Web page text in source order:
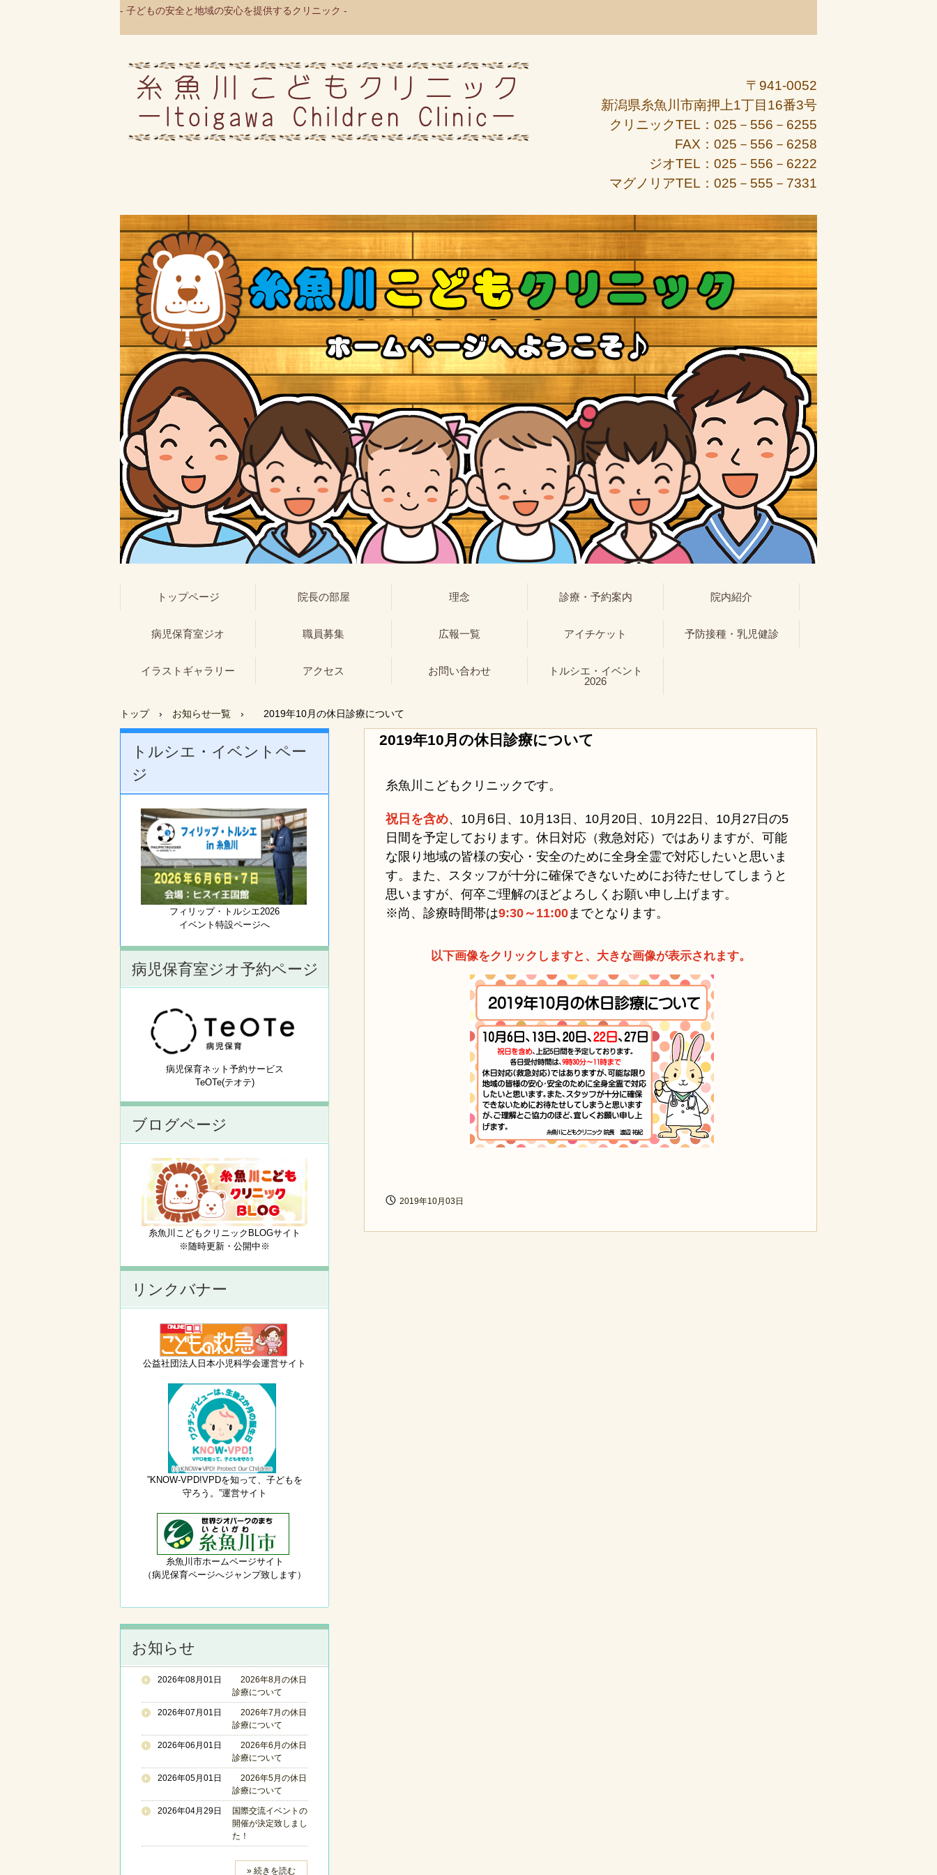
- 子どもの安全と地域の安心を提供するクリニック -
〒941-0052
新潟県糸魚川市南押上1丁目16番3号
クリニックTEL：025－556－6255
FAX：025－556－6258
ジオTEL：025－556－6222
マグノリアTEL：025－555－7331
トップページ 院長の部屋 理念 診療・予約案内 院内紹介
病児保育室ジオ 職員募集 広報一覧 アイチケット 予防接種・乳児健診
イラストギャラリー アクセス お問い合わせ
トルシエ・イベント
2026
トップ › お知らせ一覧 › 2019年10月の休日診療について
2019年10月の休日診療について
糸魚川こどもクリニックです。
祝日を含め、 10月6日、10月13日、10月20日、10月22日、10月27日の5
日間を予定しております。休日対応（救急対応）ではありますが、可能
な限り地域の皆様の安心・安全のために全身全霊で対応したいと思いま
す。また、スタッフが十分に確保できないためにお待たせしてしまうと
思いますが、何卒ご理解のほどよろしくお願い申し上げます。
※尚、診療時間帯は9:30～11:00までとなります。
以下画像をクリックしますと、大きな画像が表示されます。
2019年10月03日
トルシエ・イベントペー
ジ
フィリップ・トルシエ2026
イベント特設ページへ
病児保育室ジオ予約ページ
病児保育ネット予約サービス
TeOTe(テオテ)
ブログページ
糸魚川こどもクリニックBLOGサイト
※随時更新・公開中※
リンクバナー
公益社団法人日本小児科学会運営サイト
”KNOW-VPD!VPDを知って、子どもを
守ろう。”運営サイト
糸魚川市ホームページサイト
（病児保育ページへジャンプ致します）
お知らせ
2026年08月01日
2026年8月の休日
診療について
2026年07月01日
2026年7月の休日
診療について
2026年06月01日
2026年6月の休日
診療について
2026年05月01日
2026年5月の休日
診療について
2026年04月29日
国際交流イベントの
開催が決定致しまし
た！
» 続きを読む